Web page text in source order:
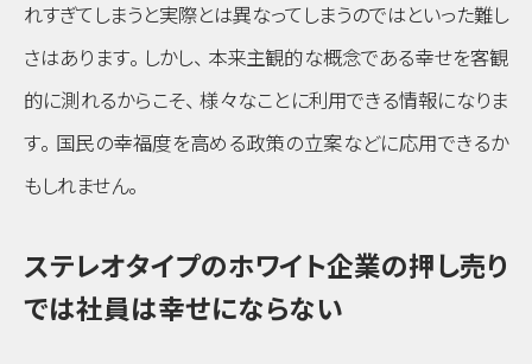
れすぎてしまうと実際とは異なってしまうのではといった難し
さはあります。 しかし、 本来主観的な概念である幸せを客観
的に測れるからこそ、 様々なことに利用できる情報になりま
す。 国民の幸福度を高める政策の立案などに応用できるか
もしれません。
ステレオタイプのホワイト企業の押し売り
では社員は幸せにならない